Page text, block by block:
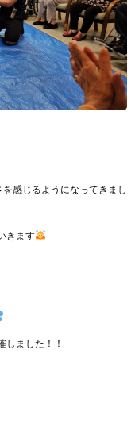
感じるようになってきまし
きます
しました！！